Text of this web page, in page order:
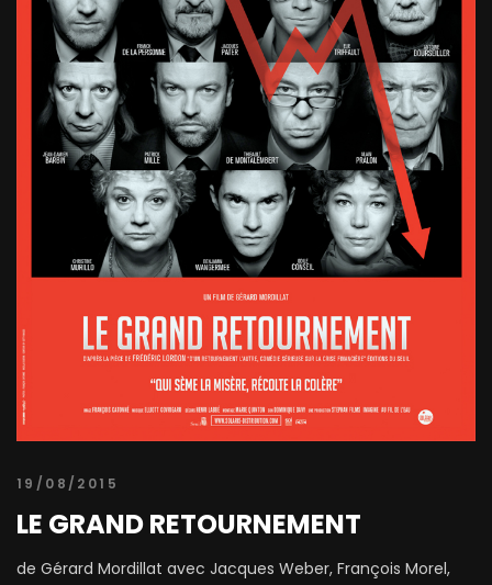
19/08/2015
LE GRAND RETOURNEMENT
de Gérard Mordillat avec Jacques Weber, François Morel,